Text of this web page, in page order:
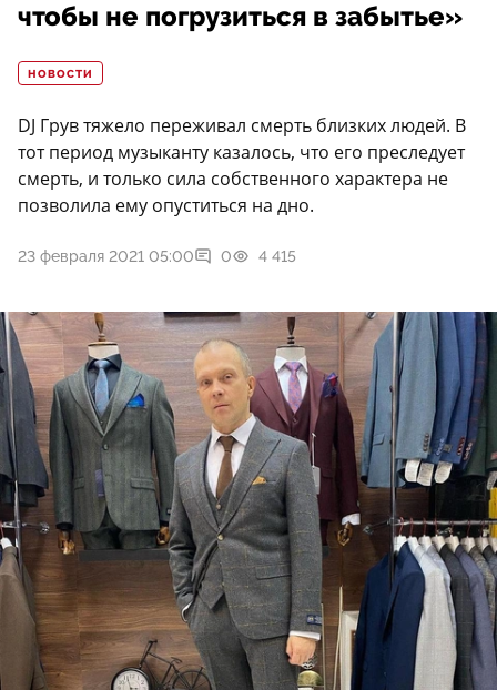
чтобы не погрузиться в забытье»
НОВОСТИ
DJ Грув тяжело переживал смерть близких людей. В
тот период музыканту казалось, что его преследует
смерть, и только сила собственного характера не
позволила ему опуститься на дно.
23 февраля 2021 05:00 0 4 415